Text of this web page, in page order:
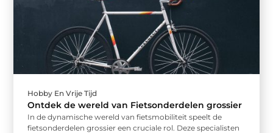
Hobby En Vrije Tijd
Ontdek de wereld van Fietsonderdelen grossier
In de dynamische wereld van fietsmobiliteit speelt de
fietsonderdelen grossier een cruciale rol. Deze specialisten